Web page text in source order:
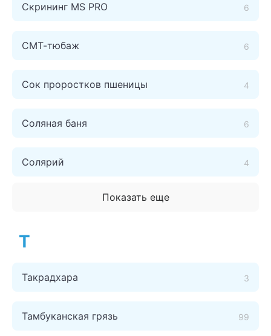
Скрининг MS PRO 6
СМТ-тюбаж 6
Сок проростков пшеницы 4
Соляная баня 6
Солярий 4
Показать еще
Т
Такрадхара 3
Тамбуканская грязь 99